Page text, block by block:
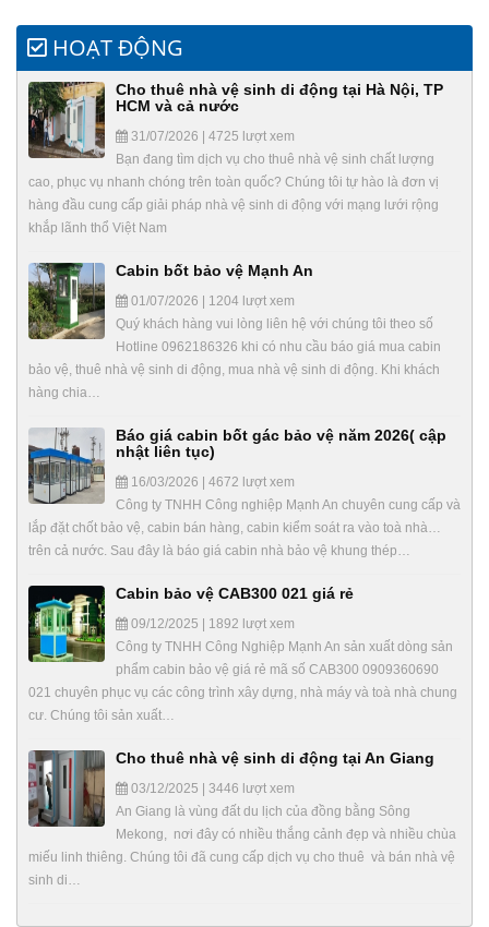
HOẠT ĐỘNG
Cho thuê nhà vệ sinh di động tại Hà Nội, TP
HCM và cả nước
31/07/2026 | 4725 lượt xem
Bạn đang tìm dịch vụ cho thuê nhà vệ sinh chất lượng
cao, phục vụ nhanh chóng trên toàn quốc? Chúng tôi tự hào là đơn vị
hàng đầu cung cấp giải pháp nhà vệ sinh di động với mạng lưới rộng
khắp lãnh thổ Việt Nam
Cabin bốt bảo vệ Mạnh An
01/07/2026 | 1204 lượt xem
Quý khách hàng vui lòng liên hệ với chúng tôi theo số
Hotline 0962186326 khi có nhu cầu báo giá mua cabin
bảo vệ, thuê nhà vệ sinh di động, mua nhà vệ sinh di động. Khi khách
hàng chia…
Báo giá cabin bốt gác bảo vệ năm 2026( cập
nhật liên tục)
16/03/2026 | 4672 lượt xem
Công ty TNHH Công nghiệp Mạnh An chuyên cung cấp và
lắp đặt chốt bảo vệ, cabin bán hàng, cabin kiểm soát ra vào toà nhà…
trên cả nước. Sau đây là báo giá cabin nhà bảo vệ khung thép…
Cabin bảo vệ CAB300 021 giá rẻ
09/12/2025 | 1892 lượt xem
Công ty TNHH Công Nghiệp Mạnh An sản xuất dòng sản
phẩm cabin bảo vệ giá rẻ mã số CAB300 0909360690
021 chuyên phục vụ các công trình xây dựng, nhà máy và toà nhà chung
cư. Chúng tôi sản xuất…
Cho thuê nhà vệ sinh di động tại An Giang
03/12/2025 | 3446 lượt xem
An Giang là vùng đất du lịch của đồng bằng Sông
Mekong, nơi đây có nhiều thắng cảnh đẹp và nhiều chùa
miếu linh thiêng. Chúng tôi đã cung cấp dịch vụ cho thuê và bán nhà vệ
sinh di…